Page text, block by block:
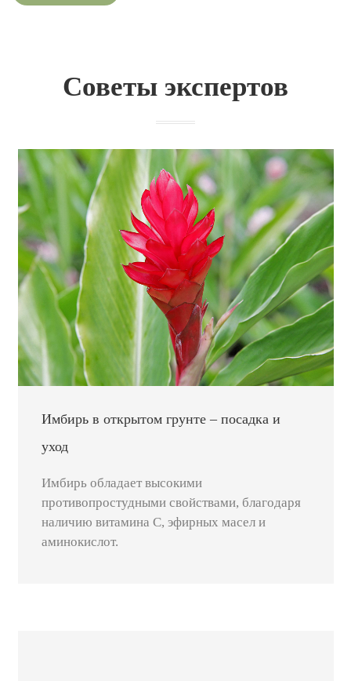
Советы экспертов
Имбирь в открытом грунте – посадка и
уход
Имбирь обладает высокими
противопростудными свойствами, благодаря
наличию витамина С, эфирных масел и
аминокислот.